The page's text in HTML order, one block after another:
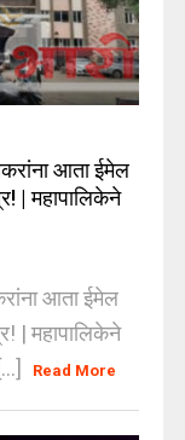
आता ईमेल
| महापालिकेने
आता ईमेल
| महापालिकेने
Read More